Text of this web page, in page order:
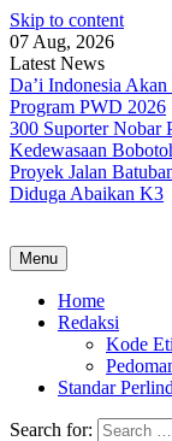
Skip to content
07 Aug, 2026
Latest News
Da’i Indonesia
Program PWD 2026
300 Suporter Nobar
Kedewasaan
Proyek Jalan
Diduga Abaikan K3
Menu
Home
Redaksi
Kode
Standar
Search for: